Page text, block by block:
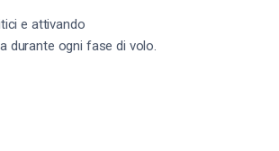
e attivando
durante ogni fase di volo.